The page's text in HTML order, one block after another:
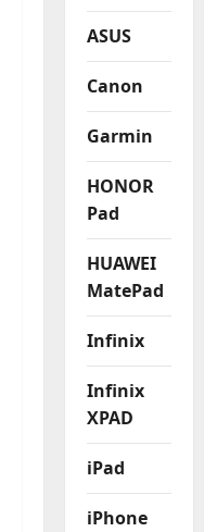
ASUS
Canon
Garmin
HONOR
Pad
HUAWEI
MatePad
Infinix
Infinix
XPAD
iPad
iPhone